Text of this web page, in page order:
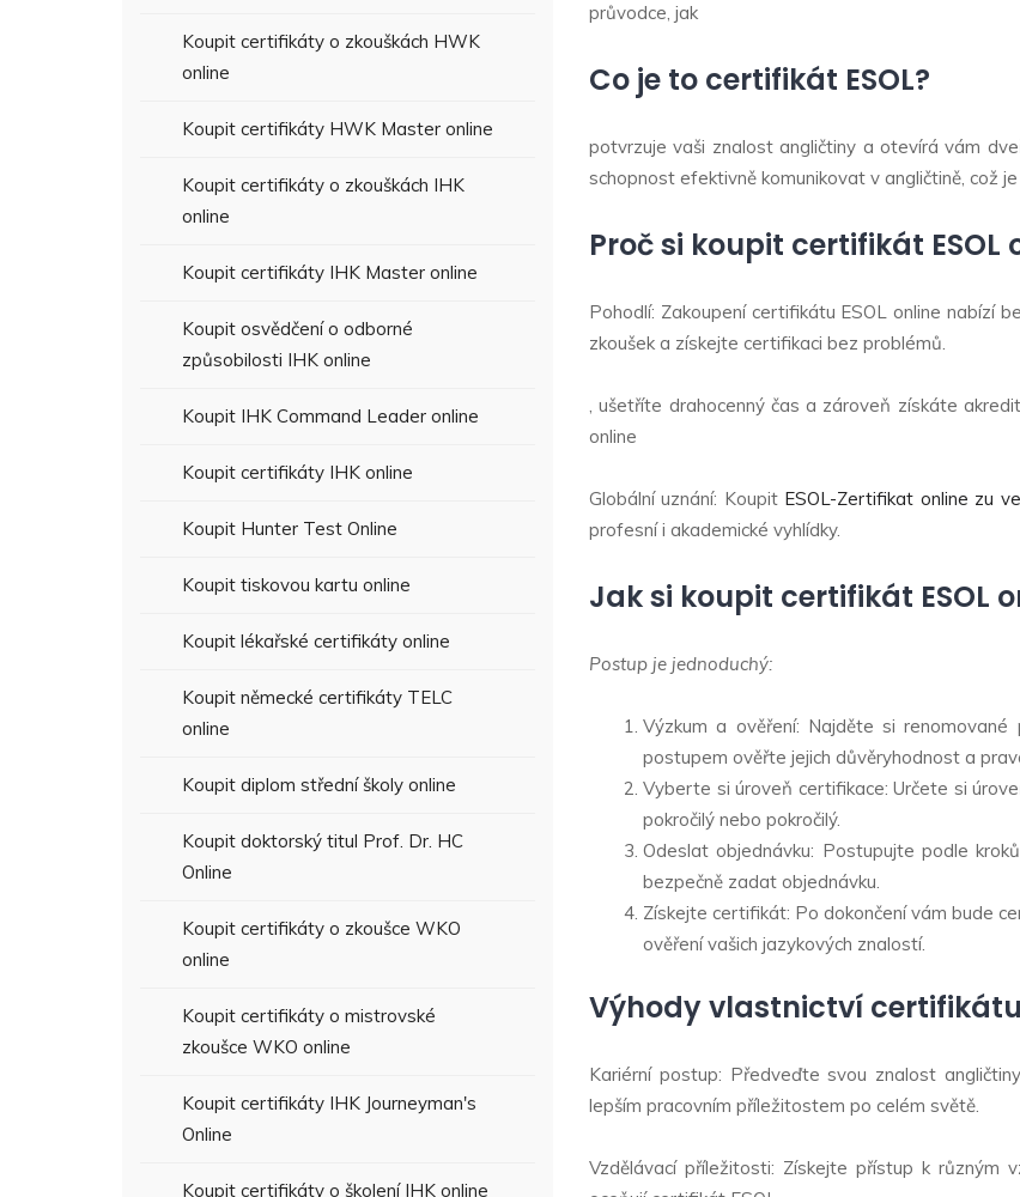
Koupit certifikáty o zkouškách HWK
online
Koupit certifikáty HWK Master online
Koupit certifikáty o zkouškách IHK
online
Koupit certifikáty IHK Master online
Koupit osvědčení o odborné
způsobilosti IHK online
Koupit IHK Command Leader online
Koupit certifikáty IHK online
Koupit Hunter Test Online
Koupit tiskovou kartu online
Koupit lékařské certifikáty online
Koupit německé certifikáty TELC
online
Koupit diplom střední školy online
Koupit doktorský titul Prof. Dr. HC
Online
Koupit certifikáty o zkoušce WKO
online
Koupit certifikáty o mistrovské
zkoušce WKO online
Koupit certifikáty IHK Journeyman's
Online
Koupit certifikáty o školení IHK online
průvodce, jak
Co je to certifikát ESOL?
potvrzuje vaši znalost angličtiny a otevírá vám
schopnost efektivně komunikovat v angličtině, což
Proč si koupit certifikát ESOL
Pohodlí: Zakoupení certifikátu ESOL online nabízí
zkoušek a získejte certifikaci bez problémů.
, ušetříte drahocenný čas a zároveň získáte
online
Globální uznání: Koupit ESOL-Zertifikat online zu
profesní i akademické vyhlídky.
Jak si koupit certifikát ESOL
Postup je jednoduchý:
Výzkum a ověření: Najděte si
postupem ověřte jejich důvěryhodnost a
Vyberte si úroveň certifikace: Určete si
pokročilý nebo pokročilý.
Odeslat objednávku: Postupujte podle
bezpečně zadat objednávku.
Získejte certifikát: Po dokončení vám bude
ověření vašich jazykových znalostí.
Výhody vlastnictví certifikátu
Kariérní postup: Předveďte svou znalost
lepším pracovním příležitostem po celém světě.
Vzdělávací příležitosti: Získejte přístup k různým